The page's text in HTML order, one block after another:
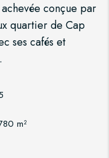
conçue par
quartier de Cap
ses cafés et
m²